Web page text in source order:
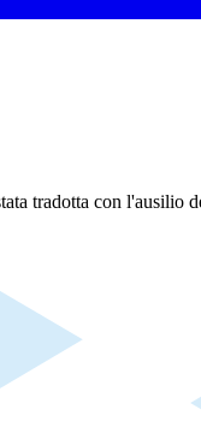
tradotta con l'ausilio